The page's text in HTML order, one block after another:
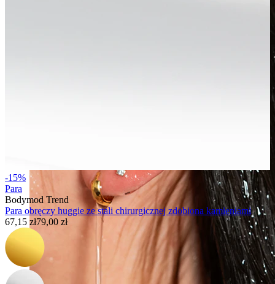
-15%
Para
Bodymod Trend
Para obręczy huggie ze stali chirurgicznej zdobiona kamieniami
67,15 zł79,00 zł